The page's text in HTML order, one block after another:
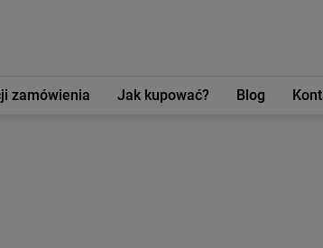
zamówienia Jak kupować? Blog